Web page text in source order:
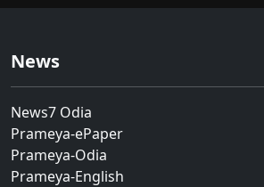
News
News7 Odia
Prameya-ePaper
Prameya-Odia
Prameya-English